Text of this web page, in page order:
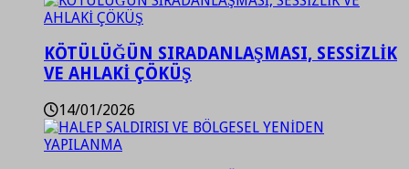
KÖTÜLÜĞÜN SIRADANLAŞMASI, SESSİZLİK
VE AHLAKİ ÇÖKÜŞ
14/01/2026